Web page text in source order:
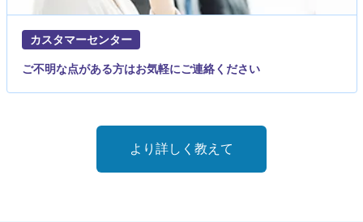
カスタマーセンター
ご不明な点がある方はお気軽にご連絡ください
より詳しく教えて